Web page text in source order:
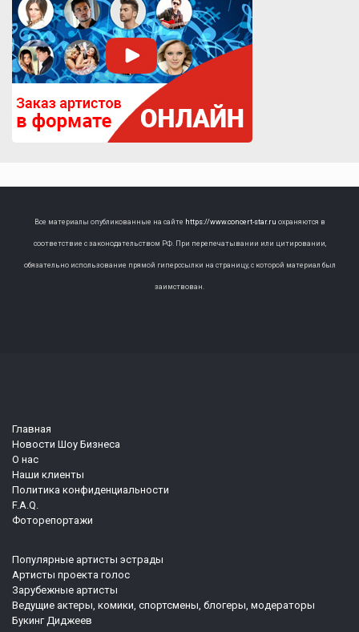
Все материалы опубликованные на сайте https://www.concert-star.ru охраняются в
соответствие с законодательством РФ. При перепечатывании или цитировании,
обязательно использование прямой гиперссылки на страницу, с которой материал был
заимствован.
Главная
Новости Шоу Бизнеса
О нас
Наши клиенты
Политика конфиденциальности
F.A.Q.
Фоторепортажи
Популярные артисты эстрады
Артисты проекта голос
Зарубежные артисты
Ведущие актеры, комики, спортсмены, блогеры, модераторы
Букинг Диджеев